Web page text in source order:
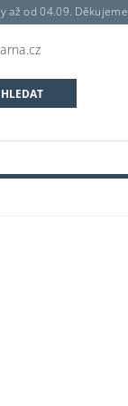
až od 04.09. Děkujeme